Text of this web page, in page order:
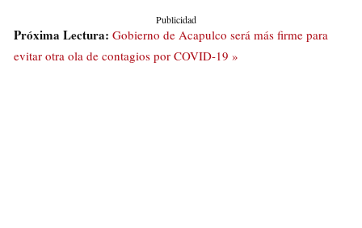
Publicidad
Próxima Lectura: Gobierno de Acapulco será más firme para
evitar otra ola de contagios por COVID-19 »